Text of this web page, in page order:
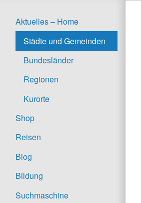
Aktuelles – Home
Städte und Gemeinden
Bundesländer
Regionen
Kurorte
Shop
Reisen
Blog
Bildung
Suchmaschine